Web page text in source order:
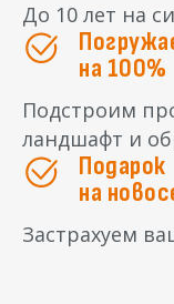
До 10 лет на
на 100%
Подстроим
ландшафт и
Подарок
на
Застрахуем